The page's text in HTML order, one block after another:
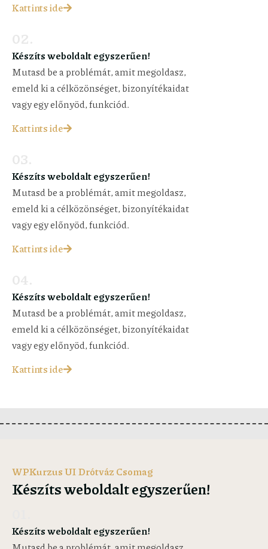
Kattints ide
Készíts weboldalt egyszerűen!
Mutasd be a problémát, amit megoldasz,
emeld ki a célközönséget, bizonyítékaidat
vagy egy előnyöd, funkciód.
Kattints ide
Készíts weboldalt egyszerűen!
Mutasd be a problémát, amit megoldasz,
emeld ki a célközönséget, bizonyítékaidat
vagy egy előnyöd, funkciód.
Kattints ide
Készíts weboldalt egyszerűen!
Mutasd be a problémát, amit megoldasz,
emeld ki a célközönséget, bizonyítékaidat
vagy egy előnyöd, funkciód.
Kattints ide
WPKurzus UI Drótváz Csomag
Készíts weboldalt egyszerűen!
Készíts weboldalt egyszerűen!